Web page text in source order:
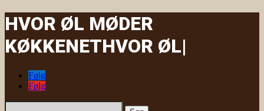
HVOR ØL MØDER
KØKKENET|
Følg
Følg
Søg